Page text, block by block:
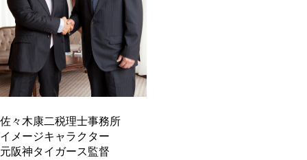
佐々木康二税理士事務所
イメージキャラクター
元阪神タイガース監督